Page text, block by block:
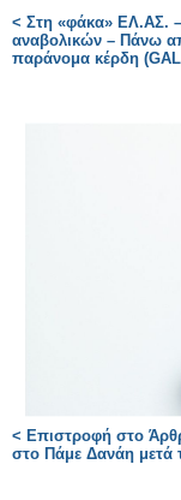
< Στη «φάκα» ΕΛ.ΑΣ.
αναβολικών – Πάνω
παράνομα κέρδη
< Επιστροφή στο
στο Πάμε Δανάη μετά